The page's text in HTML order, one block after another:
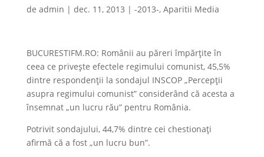
de admin | dec. 11, 2013 | -2013-, Aparitii Media
BUCURESTIFM.RO: Românii au păreri împărțite în
ceea ce privește efectele regimului comunist, 45,5%
dintre respondenții la sondajul INSCOP „Percepții
asupra regimului comunist” considerând că acesta a
însemnat „un lucru rău” pentru România.
Potrivit sondajului, 44,7% dintre cei chestionați
afirmă că a fost „un lucru bun”.